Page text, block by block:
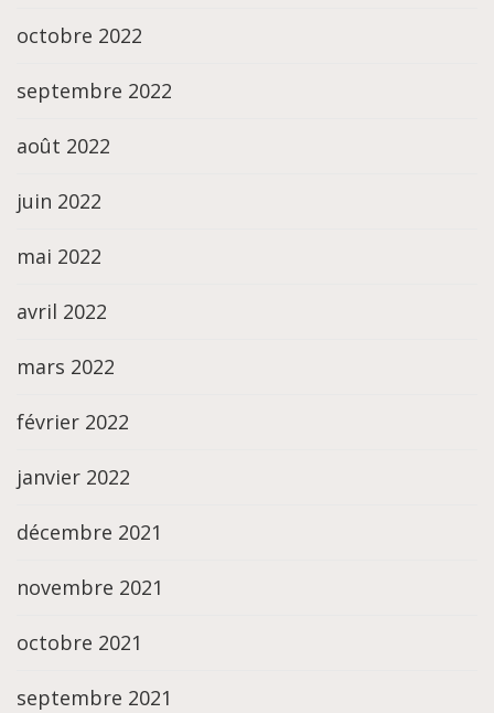
octobre 2022
septembre 2022
août 2022
juin 2022
mai 2022
avril 2022
mars 2022
février 2022
janvier 2022
décembre 2021
novembre 2021
octobre 2021
septembre 2021